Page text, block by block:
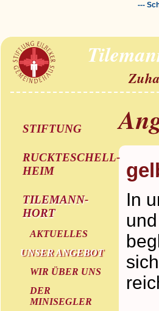
---
STIFTUNG
RUCKTESCHELL-
HEIM
TILEMANN-
HORT
AKTUELLES
UNSER ANGEBOT
WIR ÜBER UNS
DER
MINISEGLER
In